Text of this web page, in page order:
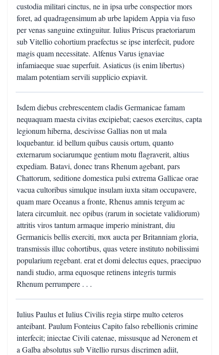
custodia militari cinctus, ne in ipsa urbe conspectior mors
foret, ad quadragensimum ab urbe lapidem Appia via fuso
per venas sanguine extinguitur. Iulius Priscus praetoriarum
sub Vitellio cohortium praefectus se ipse interfecit, pudore
magis quam necessitate. Alfenus Varus ignaviae
infamiaeque suae superfuit. Asiaticus (is enim libertus)
malam potentiam servili supplicio expiavit.
Isdem diebus crebrescentem cladis Germanicae famam
nequaquam maesta civitas excipiebat; caesos exercitus, capta
legionum hiberna, descivisse Gallias non ut mala
loquebantur. id bellum quibus causis ortum, quanto
externarum sociarumque gentium motu flagraverit, altius
expediam. Batavi, donec trans Rhenum agebant, pars
Chattorum, seditione domestica pulsi extrema Gallicae orae
vacua cultoribus simulque insulam iuxta sitam occupavere,
quam mare Oceanus a fronte, Rhenus amnis tergum ac
latera circumluit. nec opibus (rarum in societate validiorum)
attritis viros tantum armaque imperio ministrant, diu
Germanicis bellis exerciti, mox aucta per Britanniam gloria,
transmissis illuc cohortibus, quas vetere instituto nobilissimi
popularium regebant. erat et domi delectus eques, praecipuo
nandi studio, arma equosque retinens integris turmis
Rhenum perrumpere . . .
Iulius Paulus et Iulius Civilis regia stirpe multo ceteros
anteibant. Paulum Fonteius Capito falso rebellionis crimine
interfecit; iniectae Civili catenae, missusque ad Neronem et
a Galba absolutus sub Vitellio rursus discrimen adiit,